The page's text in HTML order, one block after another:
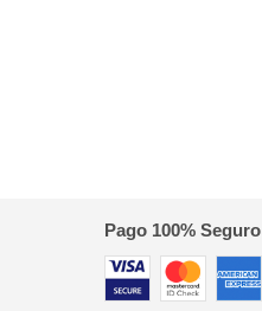
Pago 100% Seguro